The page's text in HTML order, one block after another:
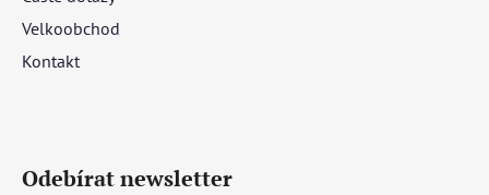
Velkoobchod
Kontakt
Odebírat newsletter